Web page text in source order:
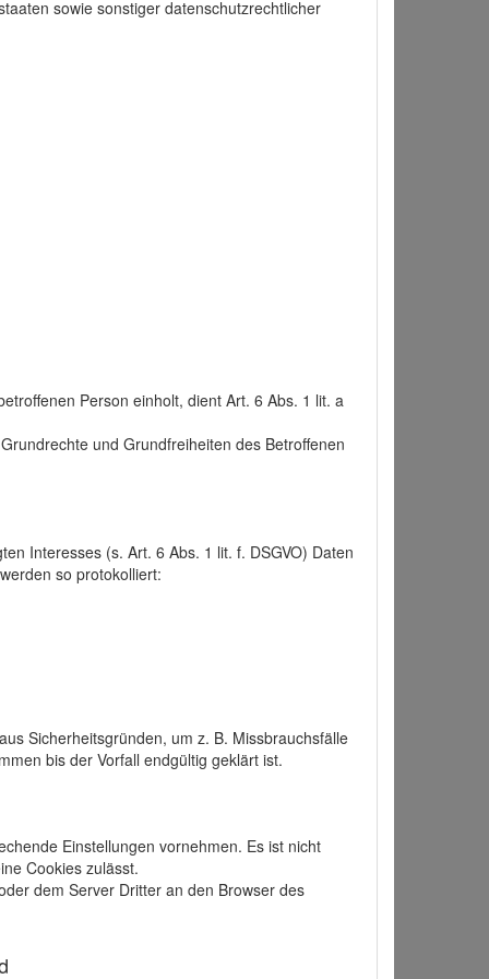
sowie sonstiger datenschutzrechtlicher
Person einholt, dient Art. 6 Abs. 1 lit. a
und Grundfreiheiten des Betroffenen
Interesses (s. Art. 6 Abs. 1 lit. f. DSGVO) Daten
so protokolliert:
Sicherheitsgründen, um z. B. Missbrauchsfälle
bis der Vorfall endgültig geklärt ist.
Einstellungen vornehmen. Es ist nicht
Cookies zulässt.
dem Server Dritter an den Browser des